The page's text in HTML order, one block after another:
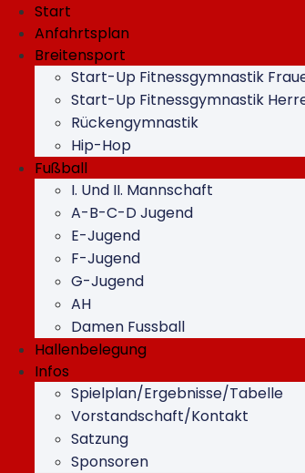
Start
Anfahrtsplan
Breitensport
Start-Up Fitnessgymnastik
Start-Up Fitnessgymnastik
Rückengymnastik
Hip-Hop
Fußball
I. Und II. Mannschaft
A-B-C-D Jugend
E-Jugend
F-Jugend
G-Jugend
AH
Damen Fussball
Hallenbelegung
Infos
Spielplan/Ergebnisse/Tabelle
Vorstandschaft/Kontakt
Satzung
Sponsoren